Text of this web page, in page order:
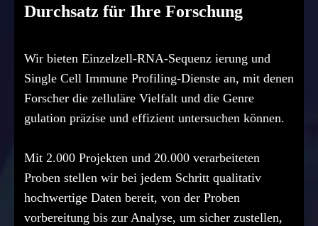
Durchsatz für Ihre Forschung
Wir bieten Einzelzell-RNA-Sequenz ierung und
Single Cell Immune Profiling-Dienste an, mit denen
Forscher die zelluläre Vielfalt und die Genre
gulation präzise und effizient untersuchen können.
Mit 2.000 Projekten und 20.000 verarbeiteten
Proben stellen wir bei jedem Schritt qualitativ
hochwertige Daten bereit, von der Proben
vorbereitung bis zur Analyse, um sicher zustellen,